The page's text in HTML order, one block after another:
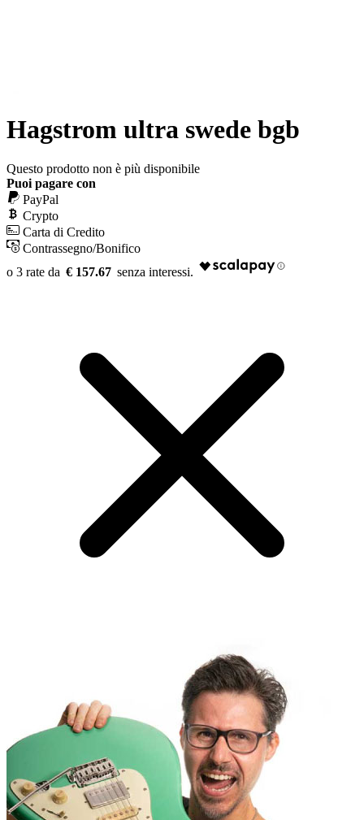
Hagstrom ultra swede bgb
Questo prodotto non è più disponibile
Puoi pagare con
PayPal
Crypto
Carta di Credito
Contrassegno/Bonifico
€ 157.67